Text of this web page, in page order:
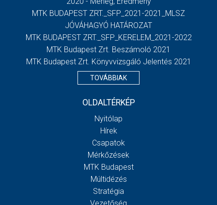
MTK BUDAPEST ZRT._SFP_2021-2021_MLSZ
JÓVÁHAGYÓ HATÁROZAT
MTK BUDAPEST ZRT._SFP_KERELEM_2021-2022
MTK Budapest Zrt. Beszámoló 2021
MTK Budapest Zrt. Könyvvizsgáló Jelentés 2021
TOVÁBBIAK
OLDALTÉRKÉP
Nyitólap
Hírek
Csapatok
Mérkőzések
MTK Budapest
Múltidézés
Stratégia